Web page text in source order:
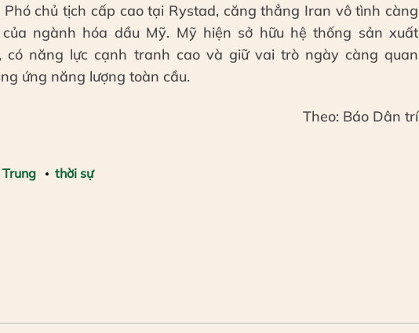
Phó chủ tịch cấp cao tại Rystad, căng thẳng Iran vô tình càng
ngành hóa dầu Mỹ. Mỹ hiện sở hữu hệ thống sản xuất
có năng lực cạnh tranh cao và giữ vai trò ngày càng quan
ứng năng lượng toàn cầu.
Theo: Báo Dân trí
thời sự